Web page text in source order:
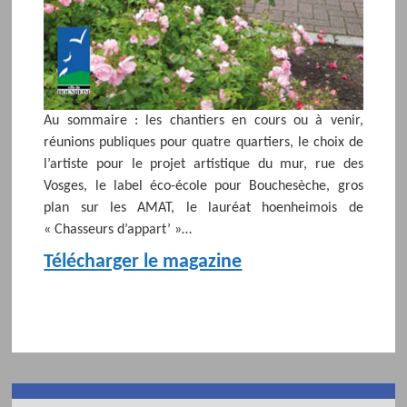
Au sommaire : les chantiers en cours ou à venir,
réunions publiques pour quatre quartiers, le choix de
l’artiste pour le projet artistique du mur, rue des
Vosges, le label éco-école pour Bouchesèche, gros
plan sur les AMAT, le lauréat hoenheimois de
« Chasseurs d’appart’ »…
Télécharger le magazine